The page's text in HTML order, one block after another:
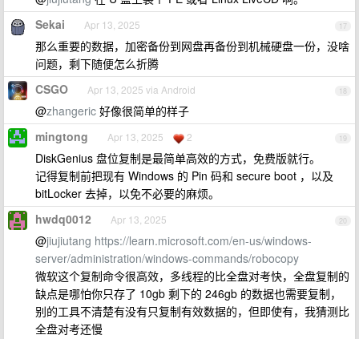
17
Sekai Apr 13, 2025
那么重要的数据，加密备份到网盘再备份到机械硬盘一份，没啥
问题，剩下随便怎么折腾
18
CSGO Apr 13, 2025 via Android
@zhangeric 好像很简单的样子
19
mingtong Apr 13, 2025 2
DiskGenius 盘位复制是最简单高效的方式，免费版就行。
记得复制前把现有 Windows 的 Pin 码和 secure boot ，以及
bitLocker 去掉，以免不必要的麻烦。
20
hwdq0012 Apr 13, 2025
@jiujiutang https://learn.microsoft.com/en-us/windows-
server/administration/windows-commands/robocopy
微软这个复制命令很高效，多线程的比全盘对考快，全盘复制的
缺点是哪怕你只存了 10gb 剩下的 246gb 的数据也需要复制，
别的工具不清楚有没有只复制有效数据的，但即使有，我猜测比
全盘对考还慢